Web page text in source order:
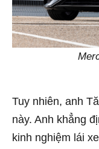
Tuy nhiên, anh
này. Anh khẳng
kinh nghiệm lái